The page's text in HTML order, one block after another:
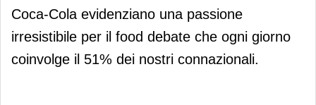
Coca-Cola evidenziano una passione
irresistibile per il food debate che ogni giorno
coinvolge il 51% dei nostri connazionali.